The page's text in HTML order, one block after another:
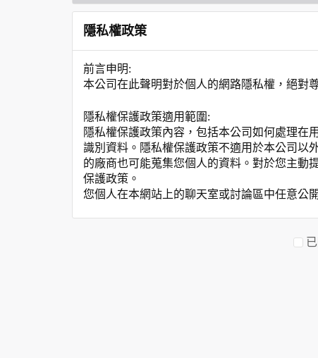
隱私權政策
前言申明:
本公司在此聲明對於個人的網路隱私權，絕對
隱私權保護政策適用範圍:
隱私權保護政策內容，包括本公司如何處理在
識別資料。隱私權保護政策不適用於本公司以
的廠商也可能蒐集您個人的資料。對於您主動
保護政策。
您個人在本網站上的聊天室或討論區中任意公
為了在本網站提供您最佳的互動性服務，可能
於一般瀏覽時，伺服器會自行記錄相關行徑，